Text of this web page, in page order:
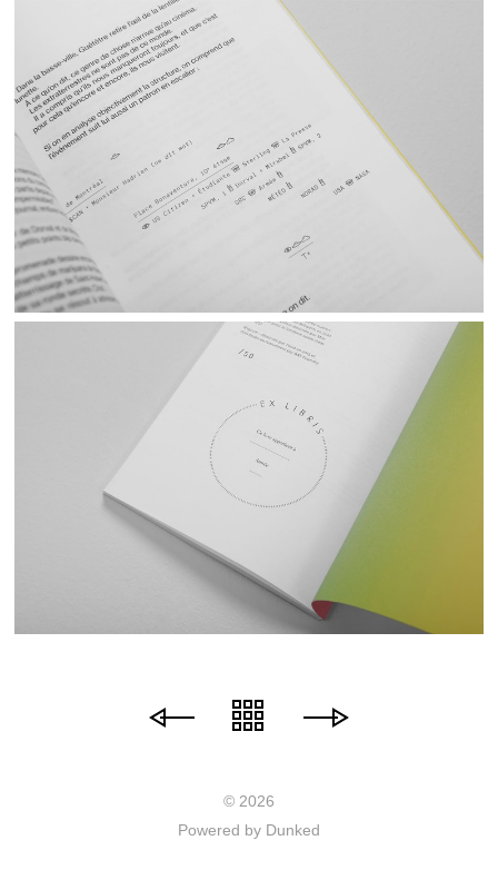
© 2026
Powered by Dunked